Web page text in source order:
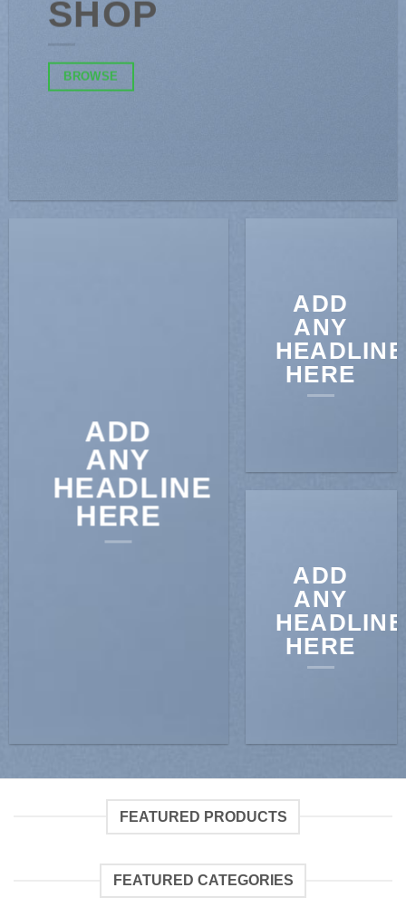
SHOP
BROWSE
ADD
ANY
HEADLINE
HERE
ADD
ANY
HEADLINE
HERE
ADD
ANY
HEADLINE
HERE
FEATURED PRODUCTS
FEATURED CATEGORIES